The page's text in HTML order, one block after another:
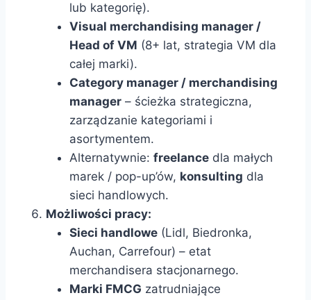
lub kategorię).
Visual merchandising manager /
Head of VM (8+ lat, strategia VM dla
całej marki).
Category manager / merchandising
manager – ścieżka strategiczna,
zarządzanie kategoriami i
asortymentem.
Alternatywnie: freelance dla małych
marek / pop-up’ów, konsulting dla
sieci handlowych.
Możliwości pracy:
Sieci handlowe (Lidl, Biedronka,
Auchan, Carrefour) – etat
merchandisera stacjonarnego.
Marki FMCG zatrudniające